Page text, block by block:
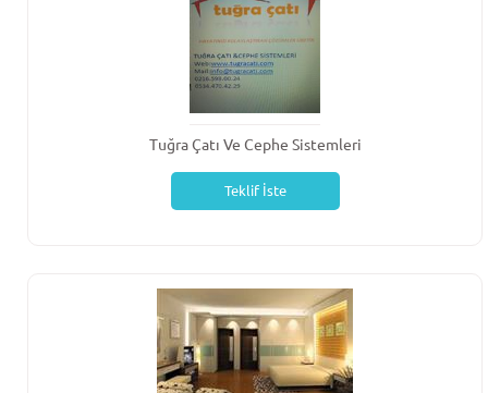
Tuğra Çatı Ve Cephe Sistemleri
Teklif İste